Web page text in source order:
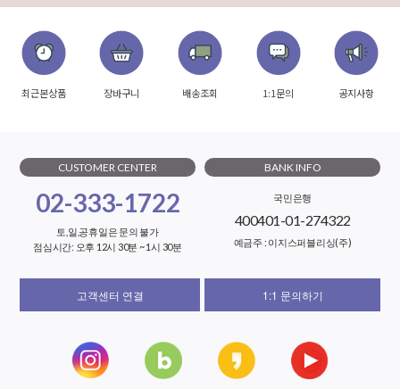
최근본상품 장바구니 배송조회 1:1문의 공지사항
CUSTOMER CENTER
02-333-1722
토,일,공휴일은 문의 불가
점심시간: 오후 12시 30분 ~ 1시 30분
BANK INFO
국민은행
400401-01-274322
예금주 : 이지스퍼블리싱(주)
고객센터 연결 1:1 문의하기